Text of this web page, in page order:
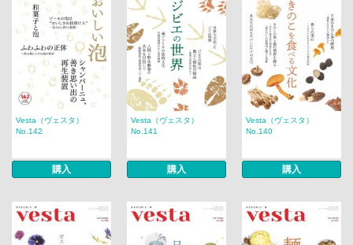
Vesta（ヴェスタ）
No.142
購入
Vesta（ヴェスタ）
No.141
購入
Vesta（ヴェスタ）
No.140
購入